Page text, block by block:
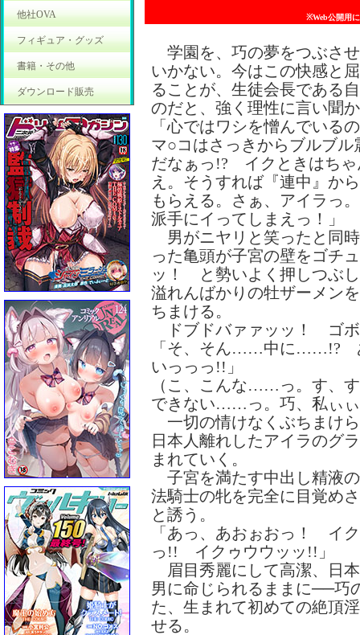
他社OVA
フィギュア・グッズ
書籍・その他
ダウンロード販売
※Web公開用
学園を、巧の夢をつぶさ
いかない。今はこの快感と
ることが、生徒会長である
のだと、強く理性に言い聞
「心ではワシを憎んでいる
マ○コはさっきからブルブル
だなぁっ!? イクときはちゃ
え。そうすれば『連中』か
もらえる。さぁ、アイラっ
派手にイってしまえっ！」
男がニヤリと笑ったと同
った亀頭が子宮の壁をゴチ
ッ！ と勢いよく押しつぶ
溢れんばかりの牡ザーメン
ちまける。
ドブドバァァッッ！ ゴ
「そ、そん……中に……!?
いっっっ!!」
（こ、こんな……っ。す、
できない……っ。巧、私ぃ
一切の情けなくぶちまけ
日本人離れしたアイラのグ
まれていく。
子宮を満たす中出し精液
法騎士の牝を完全に目覚め
と誘う。
「あっ、あおぉおっ！ イ
っ!! イクゥウウッッ!!」
眉目秀麗にして高潔、日
男に命じられるままに──巧
た、生まれて初めての絶頂
せる。